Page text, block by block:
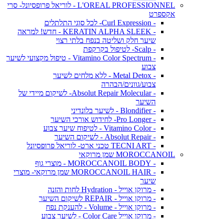
L'OREAL PROFESSIONNEL - לוריאל פרופסיונל- סרי
אקספרט
- Curl Expression- לכל סוגי התלתלים
- KERATIN ALPHA SLEEK - חדש! למראה
שיער חלק ושליטה בנפח בלתי רצוי
- Scalp- לטיפול בקרקפת
- Vitamino Color Spectrum - טיפול מקצועי לשיער
צבוע
- Metal Detox - ללא מלחים לשיער
צבוע/גוונים/הבהרה
- Absolut Repair Molecular- לשיקום מיידי של
השיער
- Blondifier - לשיער בלונדיני
- Pro Longer- לחידוש אורכי השיער
- Vitamino Color - לטיפוח שיער צבוע
- Absolut Repair - לשיקום השיער
- TECNI ART טכני ארט- לוריאל פרופסיונל
MOROCCANOIL שמן מרוקאי
- MOROCCANOIL BODY - מוצרי גוף
- MOROCCANOIL HAIR שמן מרוקאי- מוצרי
שיער
- מרוקן אוייל - Hydration לחות והזנה
- מרוקן אוייל - REPAIR לשיקום השיער
- מרוקן אוייל - Volume - להענקת נפח
- מרוקן אוייל Color Care - לשיער צבוע